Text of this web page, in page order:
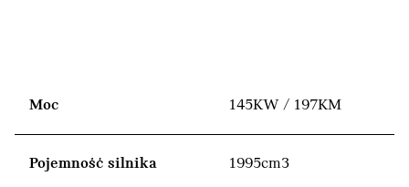
Moc 145KW / 197KM
Pojemność silnika 1995cm3